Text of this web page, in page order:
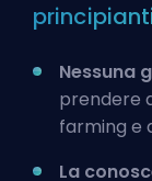
Nessuna
prendere
farming e
La